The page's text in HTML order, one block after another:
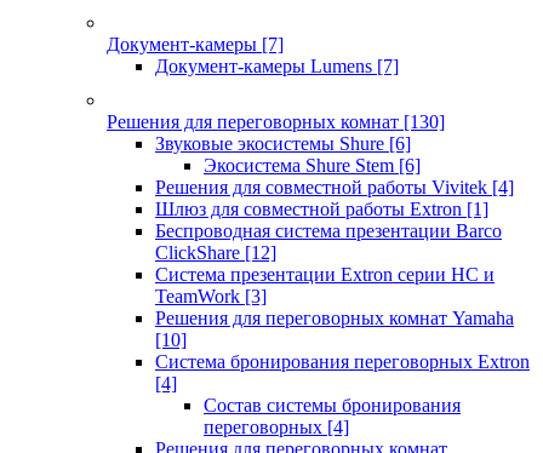
Документ-камеры [7]
Документ-камеры Lumens [7]
Решения для переговорных комнат [130]
Звуковые экосистемы Shure [6]
Экосистема Shure Stem [6]
Решения для совместной работы Vivitek [4]
Шлюз для совместной работы Extron [1]
Беспроводная система презентации Barco
ClickShare [12]
Система презентации Extron серии HC и
TeamWork [3]
Решения для переговорных комнат Yamaha
[10]
Система бронирования переговорных Extron
[4]
Состав системы бронирования
переговорных [4]
Решения для переговорных комнат